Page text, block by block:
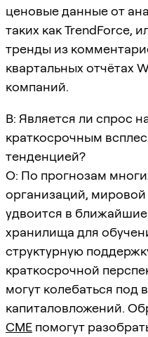
ценовые данные от
таких как TrendForce,
тренды из
квартальных отчётах
компаний.
В: Является ли спрос
краткосрочным
тенденцией?
О: По прогнозам
организаций,
удвоится в ближайшие
хранилища для
структурную
краткосрочной
могут колебаться под
капиталовложений.
CME помогут